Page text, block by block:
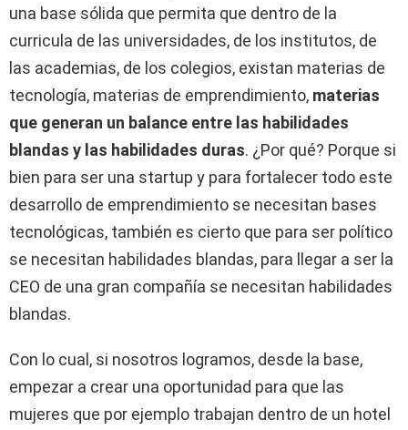
una base sólida que permita que dentro de la
curricula de las universidades, de los institutos, de
las academias, de los colegios, existan materias de
tecnología, materias de emprendimiento, materias
que generan un balance entre las habilidades
blandas y las habilidades duras. ¿Por qué? Porque si
bien para ser una startup y para fortalecer todo este
desarrollo de emprendimiento se necesitan bases
tecnológicas, también es cierto que para ser político
se necesitan habilidades blandas, para llegar a ser la
CEO de una gran compañía se necesitan habilidades
blandas.
Con lo cual, si nosotros logramos, desde la base,
empezar a crear una oportunidad para que las
mujeres que por ejemplo trabajan dentro de un hotel